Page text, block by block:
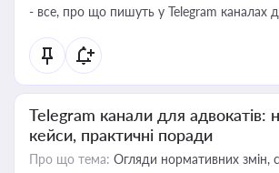
- все, про що пишуть у Telegram каналах
Telegram канали для адвокатів:
кейси, практичні поради
Про що тема: Огляди нормативних змін,